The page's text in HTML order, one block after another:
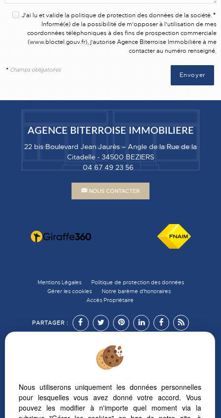
J'ai lu et valide la politique de protection des donnéesde la société.*
Informé(e) de la possibilité de m'opposer à l'utilisation de mes
coordonnées téléphoniques à des fins de prospection commerciale
(www.bloctel.gouv.fr), j'autorise Agence Biterroise Immobilière à me
contacter au numéro renseigné.
* Champs obligatoires
AGENCE BITERROISE IMMOBILIERE
22 bis Boulevard Jean Jaurès – Angle de la Rue de la
Citadelle- 34500 BEZIERS
04 67 49 23 56
NOUS CONTACTER
Mentions Légales
Politique de protection des données
Gérer les cookies
Notre barème d'honoraires
Accès Propriétaire
PARTAGER :
Afin de vous offrir un confort de lecture permanent,
depuis votre PC, votre tablette ou votre smartphone,
notre site s’adapte automatiquement aux différents types
d'écrans
Nous utiliserons uniquement les données personnelles
pour lesquelles vous avez donné votre accord. Vous
pouvez les modifier à n'importe quel moment via la